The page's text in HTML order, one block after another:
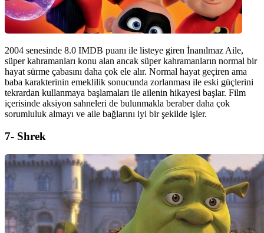
2004 senesinde 8.0 IMDB puanı ile listeye giren İnanılmaz Aile,
süper kahramanları konu alan ancak süper kahramanların normal bir
hayat sürme çabasını daha çok ele alır. Normal hayat geçiren ama
baba karakterinin emeklilik sonucunda zorlanması ile eski güçlerini
tekrardan kullanmaya başlamaları ile ailenin hikayesi başlar. Film
içerisinde aksiyon sahneleri de bulunmakla beraber daha çok
sorumluluk almayı ve aile bağlarını iyi bir şekilde işler.
7- Shrek